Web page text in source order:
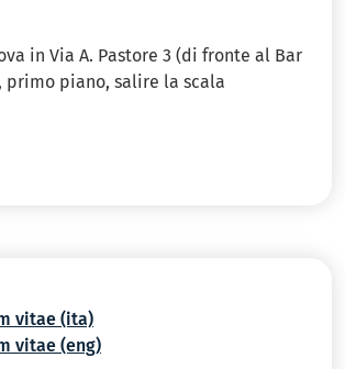
in Via A. Pastore 3 (di fronte al Bar
primo piano, salire la scala
vitae (ita)
vitae (eng)